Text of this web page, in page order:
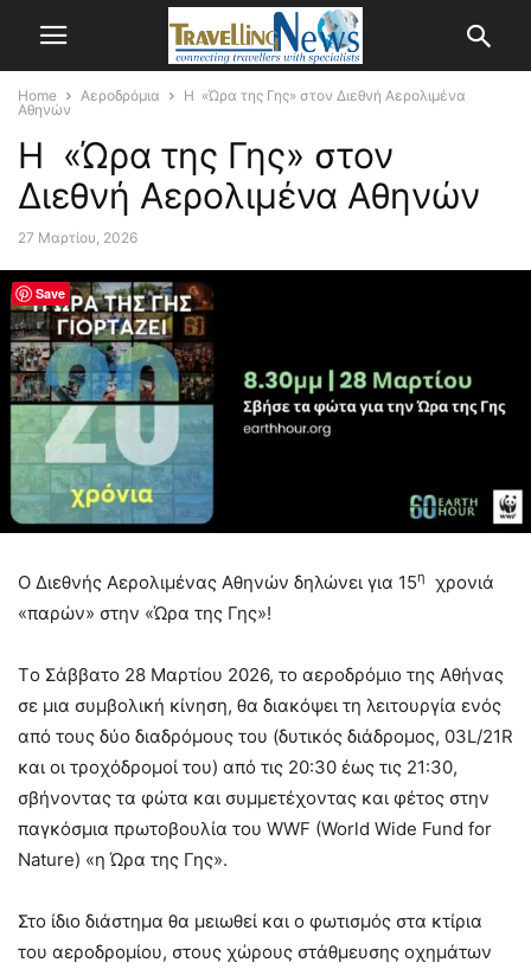
Home Αεροδρόμια
Η «Ώρα της Γης» στον Διεθνή Αερολιμένα
Αθηνών
Η «Ώρα της Γης» στον
Διεθνή Αερολιμένα Αθηνών
27 Μαρτίου, 2026
Ο Διεθνής Αερολιμένας Αθηνών δηλώνει για 15η
χρονιά
«παρών» στην «Ώρα της Γης»!
Tο Σάββατο 28 Μαρτίου 2026, το αεροδρόμιο της Αθήνας
σε μια συμβολική κίνηση, θα διακόψει τη λειτουργία ενός
από τους δύο διαδρόμους του (δυτικός διάδρομος, 03L/21R
και οι τροχόδρομοί του) από τις 20:30 έως τις 21:30,
σβήνοντας τα φώτα και συμμετέχοντας και φέτος στην
παγκόσμια πρωτοβουλία του WWF (World Wide Fund for
Nature) «η Ώρα της Γης».
Στο ίδιο διάστημα θα μειωθεί και ο φωτισμός στα κτίρια
του αεροδρομίου, στους χώρους στάθμευσης οχημάτων
Save